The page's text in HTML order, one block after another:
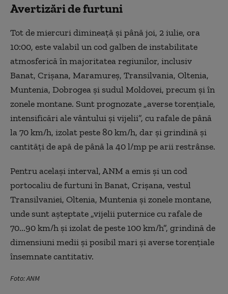
Avertizări de furtuni
Tot de miercuri dimineață și până joi, 2 iulie, ora
10:00, este valabil un cod galben de instabilitate
atmosferică în majoritatea regiunilor, inclusiv
Banat, Crișana, Maramureș, Transilvania, Oltenia,
Muntenia, Dobrogea și sudul Moldovei, precum și în
zonele montane. Sunt prognozate „averse torențiale,
intensificări ale vântului și vijelii”, cu rafale de până
la 70 km/h, izolat peste 80 km/h, dar și grindină și
cantități de apă de până la 40 l/mp pe arii restrânse.
Pentru același interval, ANM a emis și un cod
portocaliu de furtuni în Banat, Crișana, vestul
Transilvaniei, Oltenia, Muntenia și zonele montane,
unde sunt așteptate „vijelii puternice cu rafale de
70...90 km/h și izolat de peste 100 km/h”, grindină de
dimensiuni medii și posibil mari și averse torențiale
însemnate cantitativ.
Foto: ANM